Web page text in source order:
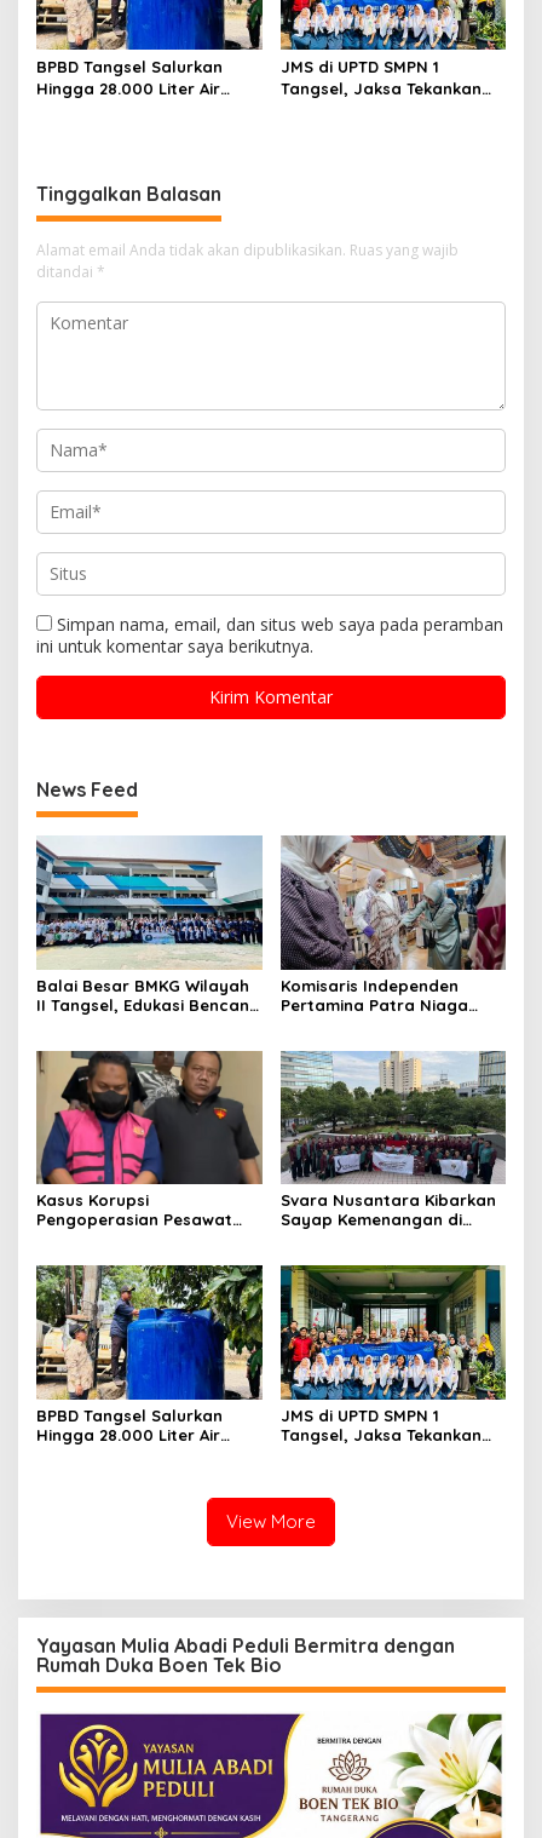
BPBD Tangsel Salurkan
Hingga 28.000 Liter Air
JMS di UPTD SMPN 1
Tangsel, Jaksa Tekankan
Tinggalkan Balasan
Alamat email Anda tidak akan dipublikasikan. Ruas yang wajib
ditandai *
Simpan nama, email, dan situs web saya pada peramban
ini untuk komentar saya berikutnya.
News Feed
Balai Besar BMKG Wilayah
II Tangsel, Edukasi Bencana
23
Komisaris Independen
Pertamina Patra Niaga
Sentuhan Kemanusiaan dan
Keberlanjutan
Kasus Korupsi
Pengoperasian Pesawat
Tersangka
Svara Nusantara Kibarkan
Sayap Kemenangan di
BPBD Tangsel Salurkan
Hingga 28.000 Liter Air
JMS di UPTD SMPN 1
Tangsel, Jaksa Tekankan
View More
Yayasan Mulia Abadi Peduli Bermitra dengan
Rumah Duka Boen Tek Bio